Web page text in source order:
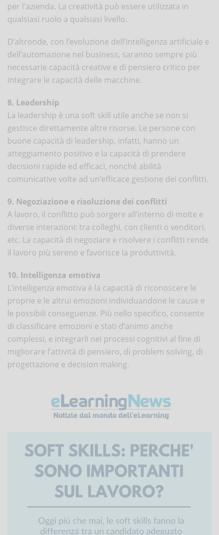
per l'azienda. La creatività può essere utilizzata in
qualsiasi ruolo a qualsiasi livello.
D’altronde, con l’evoluzione dell’intelligenza artificiale e
dell’automazione nel business, saranno sempre più
necessarie capacità creative e di pensiero critico per
integrare le capacità delle macchine.
8. Leadership
La leadership è una soft skill utile anche se non si
gestisce direttamente altre risorse. Le persone con
buone capacità di leadership, infatti, hanno un
atteggiamento positivo e la capacità di prendere
decisioni rapide ed efficaci, nonché abilità
comunicative volte ad un’efficace gestione dei conflitti.
9. Negoziazione e risoluzione dei conflitti
A lavoro, il conflitto può sorgere all’interno di molte e
diverse interazioni: tra colleghi, con clienti o venditori,
etc. La capacità di negoziare e risolvere i conflitti rende
il lavoro più sereno e favorisce la produttività.
10. Intelligenza emotiva
L’intelligenza emotiva è la capacità di riconoscere le
proprie e le altrui emozioni individuandone le cause e
le possibili conseguenze. Più nello specifico, consente
di classificare emozioni e stati d’animo anche
complessi, e integrarli nei processi cognitivi al fine di
migliorare l’attività di pensiero, di problem solving, di
progettazione e decision making.